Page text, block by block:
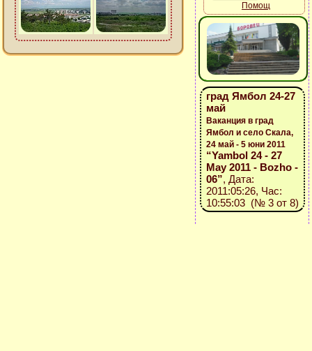
Помощ
град Ямбол 24-27
май
Ваканция в град
Ямбол и село Скала,
24 май - 5 юни 2011
“Yambol 24 - 27
May 2011 - Bozho -
06”, Дата:
2011:05:26, Час:
10:55:03 (№ 3 от 8)